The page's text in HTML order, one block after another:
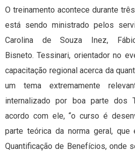
O treinamento acontece durante
está sendo ministrado pelos
Carolina de Souza Inez,
Bisneto. Tessinari, orientador no
capacitação regional acerca da
um tema extremamente
internalizado por boa parte dos
acordo com ele, “o curso é
parte teórica da norma geral,
Quantificação de Benefícios, onde